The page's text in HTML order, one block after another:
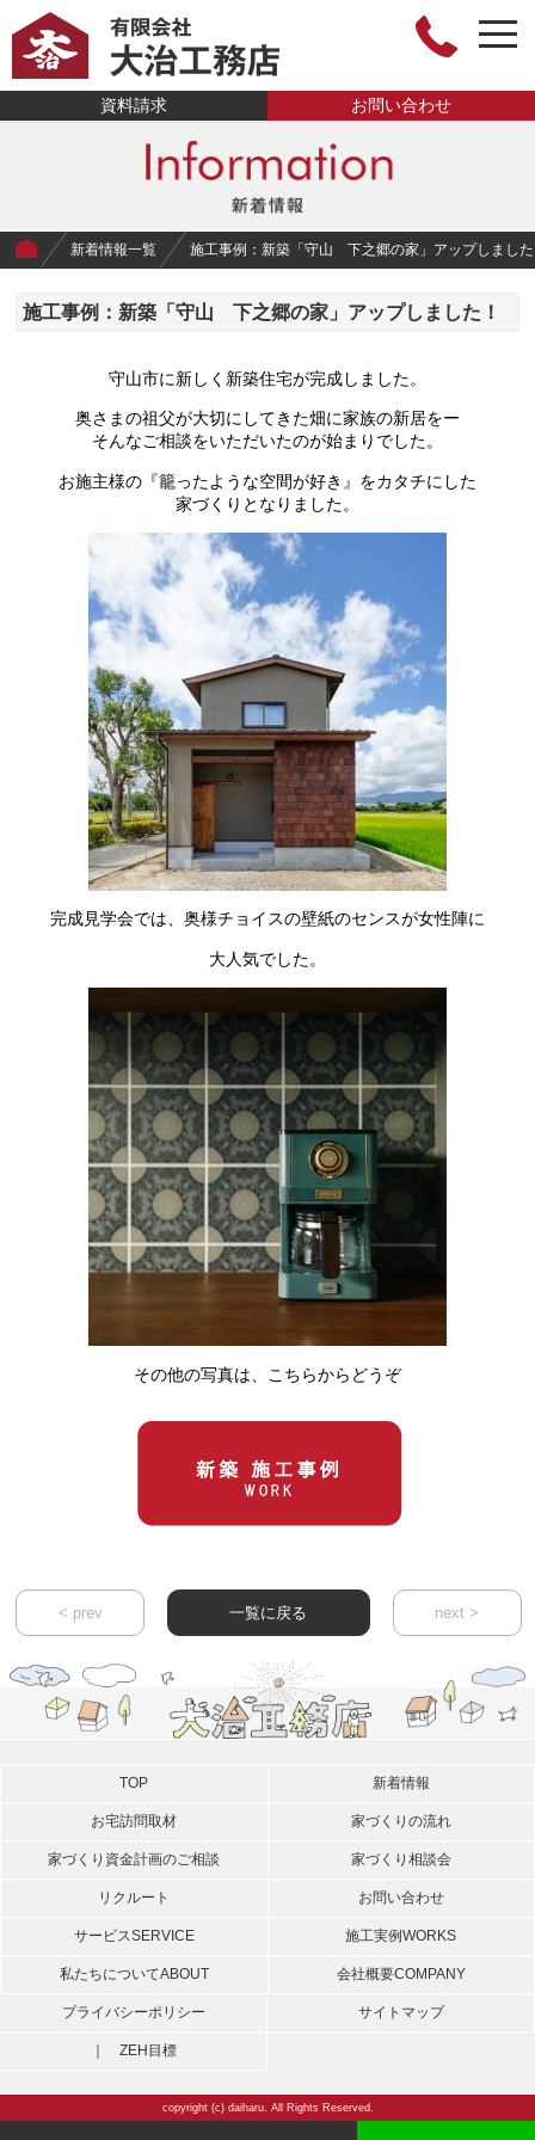
有限会社大治工
資料請求 お問い合わせ
新着情報一覧 施工事例：新築「守山 下之郷の家」アップしまし
施工事例：新築「守山 下之郷の家」アップしました！
守山市に新しく新築住宅が完成しました。
奥さまの祖父が大切にしてきた畑に家族の新居をー
そんなご相談をいただいたのが始まりでした。
お施主様の『籠ったような空間が好き』をカタチにした
家づくりとなりました。
完成見学会では、奥様チョイスの壁紙のセンスが女性陣に
大人気でした。
その他の写真は、こちらからどうぞ
< prev next >
一覧に戻る
TOP 新着情報
お宅訪問取材 家づくりの流れ
家づくり資金計画のご相談 家づくり相談会
リクルート お問い合わせ
サービスSERVICE 施工実例WORKS
私たちについてABOUT 会社概要COMPANY
プライバシーポリシー サイトマップ
｜ ZEH目標
copyright (c) daiharu. All Rights Reserved.